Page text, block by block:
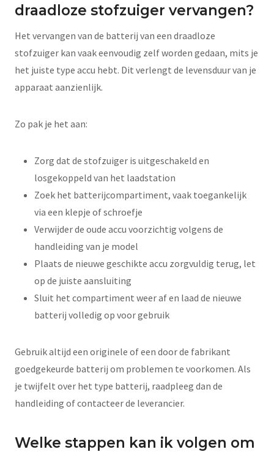
draadloze stofzuiger vervangen?
Het vervangen van de batterij van een draadloze
stofzuiger kan vaak eenvoudig zelf worden gedaan, mits je
het juiste type accu hebt. Dit verlengt de levensduur van je
apparaat aanzienlijk.
Zo pak je het aan:
Zorg dat de stofzuiger is uitgeschakeld en
losgekoppeld van het laadstation
Zoek het batterijcompartiment, vaak toegankelijk
via een klepje of schroefje
Verwijder de oude accu voorzichtig volgens de
handleiding van je model
Plaats de nieuwe geschikte accu zorgvuldig terug, let
op de juiste aansluiting
Sluit het compartiment weer af en laad de nieuwe
batterij volledig op voor gebruik
Gebruik altijd een originele of een door de fabrikant
goedgekeurde batterij om problemen te voorkomen. Als
je twijfelt over het type batterij, raadpleeg dan de
handleiding of contacteer de leverancier.
Welke stappen kan ik volgen om